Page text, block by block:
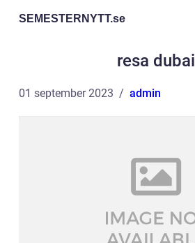
SEMESTERNYTT.se
resa dubai
01 september 2023 admin